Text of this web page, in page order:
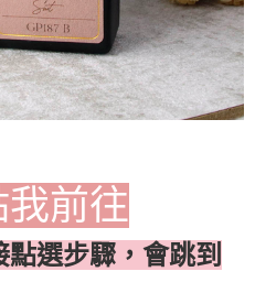
前往
選步驟，會跳到